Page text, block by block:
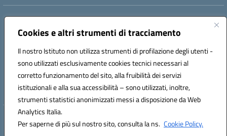
Cookies e altri strumenti di tracciamento
Il nostro Istituto non utilizza strumenti di profilazione degli utenti -
sono utilizzati esclusivamente cookies tecnici necessari al
corretto funzionamento del sito, alla fruibilità dei servizi
istituzionali e alla sua accessibilità – sono utilizzati, inoltre,
strumenti statistici anonimizzati messi a disposizione da Web
Analytics Italia.
Per saperne di più sul nostro sito, consulta la ns. Cookie Policy.
Indirizzo:Via Canale 1, Ancona
Centralino:071 204723 Email:anpc010006@istruzione.it
Codice fiscale: 93020970427
Codice meccanografico:
ANPC010006
Codice unico di fatturazione (CUF): UFBE6V
Hosting & Powered by 3D Solution S.r.l.
Concept & Design by Designers Italia